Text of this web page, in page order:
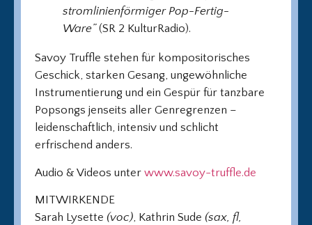
stromlinienförmiger Pop-Fertig-
Ware”(SR 2 KulturRadio).
Savoy Truffle stehen für kompositorisches
Geschick, starken Gesang, ungewöhnliche
Instrumentierung und ein Gespür für tanzbare
Popsongs jenseits aller Genregrenzen –
leidenschaftlich, intensiv und schlicht
erfrischend anders.
Audio & Videos unter www.savoy-truffle.de
MITWIRKENDE
Sarah Lysette (voc), Kathrin Sude (sax, fl,